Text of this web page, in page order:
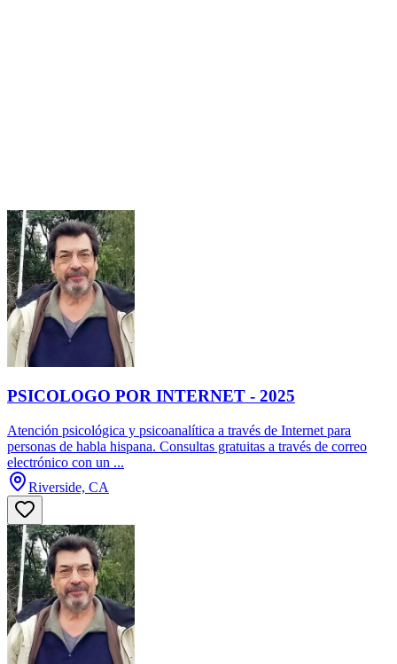
PSICOLOGO POR INTERNET - 2025
Atención psicológica y psicoanalítica a través de Internet para
personas de habla hispana. Consultas gratuitas a través de correo
electrónico con un ...
Riverside, CA